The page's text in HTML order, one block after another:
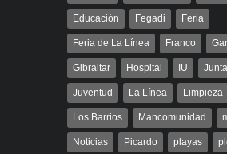
Educación Fegadi Feria
Feria de La Línea Franco
Gibraltar Hospital IU Junta
Juventud La Línea Limpieza
Los Barrios Mancomunidad
Noticias Picardo playas